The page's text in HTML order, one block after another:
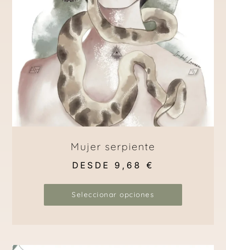
Mujer serpiente
DESDE 9,68 €
Seleccionar opciones